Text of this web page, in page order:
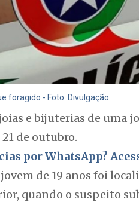
foragido - Foto: Divulgação
e bijuterias de uma
de outubro.
por WhatsApp?
de 19 anos foi
quando o suspeito